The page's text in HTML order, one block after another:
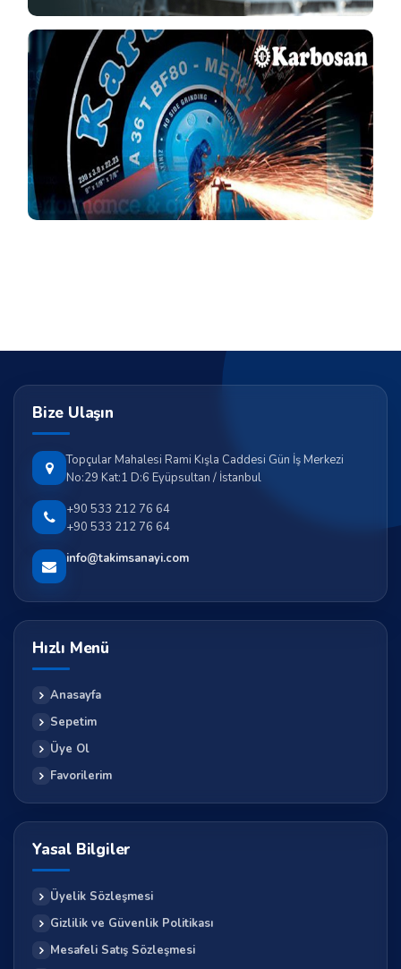
Bize Ulaşın
Topçular Mahalesi Rami Kışla Caddesi Gün İş Merkezi
No:29 Kat:1 D:6 Eyüpsultan / İstanbul
+90 533 212 76 64
+90 533 212 76 64
info@takimsanayi.com
Hızlı Menü
Anasayfa
Sepetim
Üye Ol
Favorilerim
Yasal Bilgiler
Üyelik Sözleşmesi
Gizlilik ve Güvenlik Politikası
Mesafeli Satış Sözleşmesi